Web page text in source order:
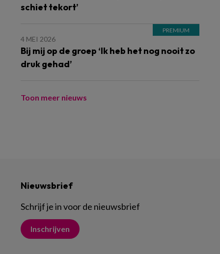
schiet tekort’
4 MEI 2026
Bij mij op de groep ‘Ik heb het nog nooit zo
druk gehad’
Toon meer nieuws
Nieuwsbrief
Schrijf je in voor de nieuwsbrief
Inschrijven